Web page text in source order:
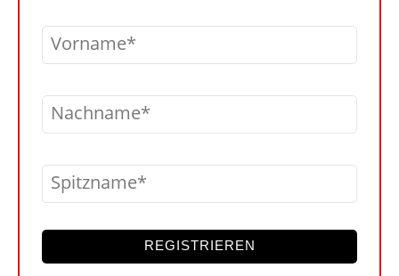
Vorname
Nachname
Spitzname
REGISTRIEREN